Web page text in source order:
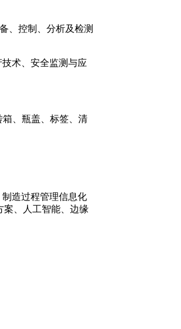
、控制、分析及检测
术、安全监测与应
、瓶盖、标签、清
造过程管理信息化
案、人工智能、边缘